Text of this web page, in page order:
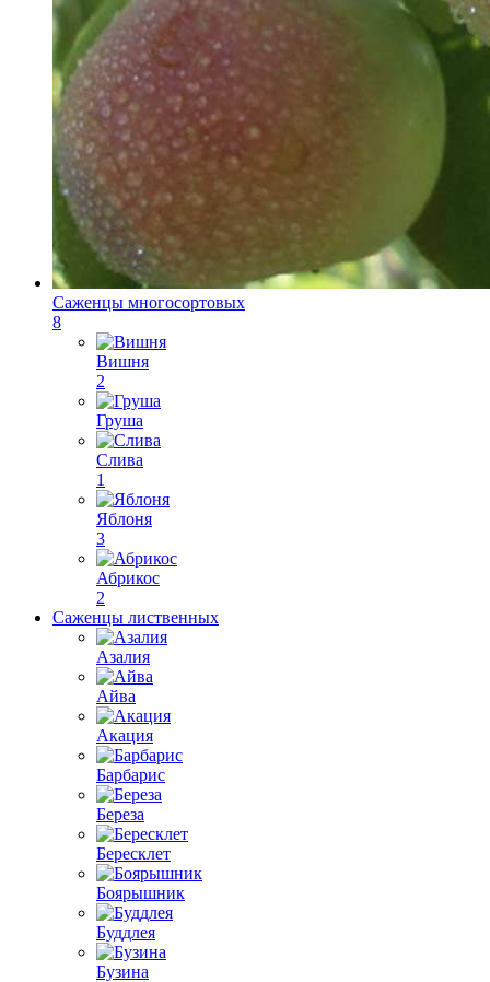
Саженцы многосортовых
8
Вишня
2
Груша
Слива
1
Яблоня
3
Абрикос
2
Саженцы лиственных
Азалия
Айва
Акация
Барбарис
Береза
Бересклет
Боярышник
Буддлея
Бузина